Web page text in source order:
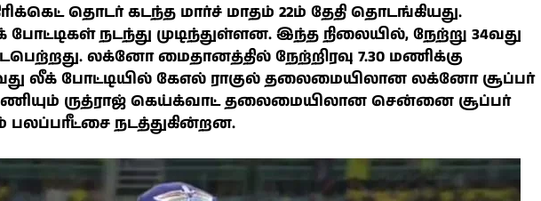
தொடர் கடந்த மார்ச் மாதம் 22ம் தேதி தொடங்கியது.
நடந்து முடிந்துள்ளன. இந்த நிலையில், நேற்று 34வது
லக்னோ மைதானத்தில் நேற்றிரவு 7.30 மணிக்கு
லீக் போட்டியில் கேஎல் ராகுல் தலைமையிலான லக்னோ சூப்பர்
ருத்ராஜ் கெய்க்வாட் தலைமையிலான சென்னை சூப்பர்
பலப்பரீட்சை நடத்துகின்றன.